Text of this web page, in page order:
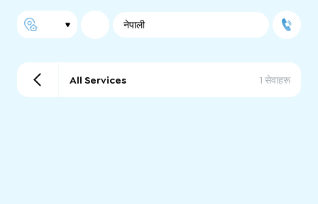
नेपाली
All Services 1 सेवाहरू